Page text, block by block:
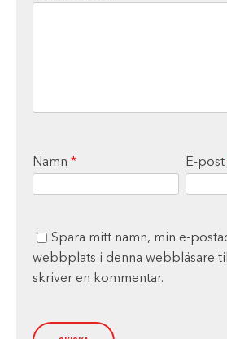
Namn * E-post
Spara mitt namn, min e-
webbplats i denna webbläsare
skriver en kommentar.